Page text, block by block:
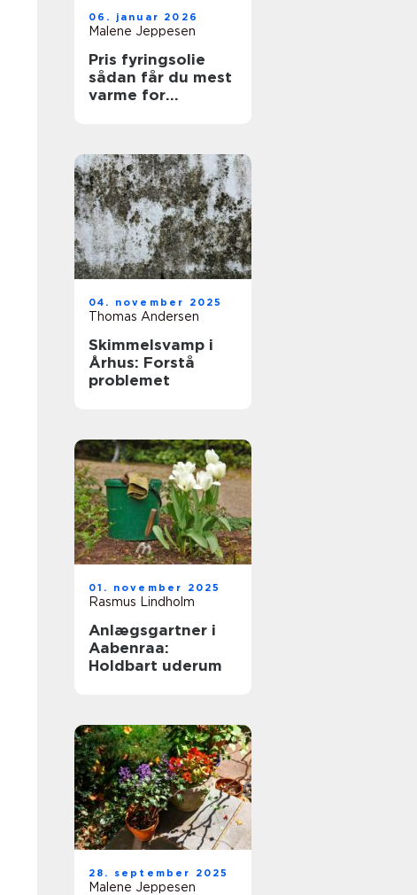
06. januar 2026
Malene Jeppesen
Pris fyringsolie
sådan får du mest
varme for
04. november 2025
Thomas Andersen
Skimmelsvamp i
Århus: Forstå
problemet
01. november 2025
Rasmus Lindholm
Anlægsgartner i
Aabenraa:
Holdbart uderum
28. september 2025
Malene Jeppesen